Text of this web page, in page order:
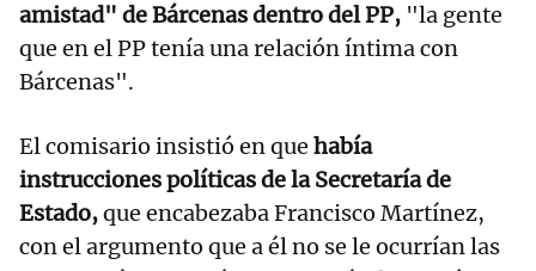
amistad" de Bárcenas dentro del PP, "la gente
que en el PP tenía una relación íntima con
Bárcenas".
El comisario insistió en que había
instrucciones políticas de la Secretaría de
Estado,que encabezaba Francisco Martínez,
con el argumento que a él no se le ocurrían las